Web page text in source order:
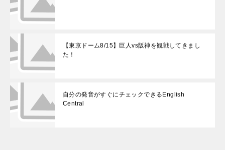
【東京ドーム8/15】巨人vs阪神を観戦してきまし
た！
自分の発音がすぐにチェックできるEnglish
Central